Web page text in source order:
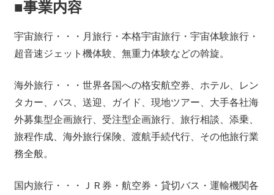
■事業内容
宇宙旅行・・・月旅行・本格宇宙旅行・宇宙体験旅行・
超音速ジェット機体験、無重力体験などの斡旋。
海外旅行・・・世界各国への格安航空券、ホテル、レン
タカー、バス、送迎、ガイド、現地ツアー、大手各社海
外募集型企画旅行、受注型企画旅行、旅行相談、添乗、
旅程作成、海外旅行保険、渡航手続代行、その他旅行業
務全般。
国内旅行・・・ＪＲ券・航空券・貸切バス・運輸機関各